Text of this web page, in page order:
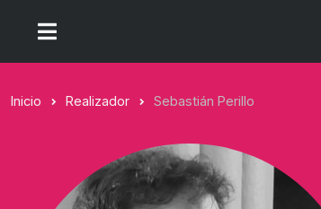
Inicio Realizador Sebastián Perillo